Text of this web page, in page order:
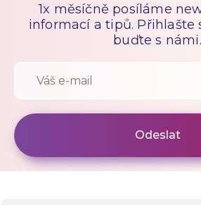
1x měsíčně posíláme
informací a tipů. Přihlašte
buďte s námi.